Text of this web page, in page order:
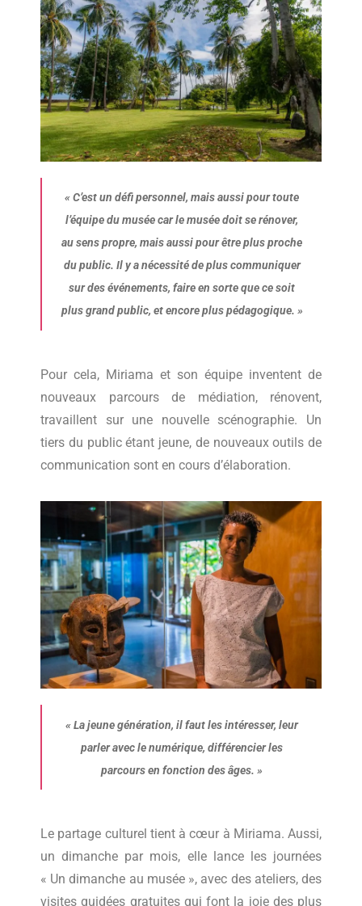
«C’est un défi personnel, mais aussi pour toute
l’équipe du musée car le musée doit se rénover,
au sens propre, mais aussi pour être plus proche
du public. Il y a nécessité de plus communiquer
sur des événements, faire en sorte que ce soit
plus grand public, et encore plus pédagogique. »
Pour cela, Miriama et son équipe inventent de
nouveaux parcours de médiation, rénovent,
travaillent sur une nouvelle scénographie. Un
tiers du public étant jeune, de nouveaux outils de
communication sont en cours d’élaboration.
«La jeune génération, il faut les intéresser, leur
parler avec le numérique, différencier les
parcours en fonction des âges. »
Le partage culturel tient à cœur à Miriama. Aussi,
un dimanche par mois, elle lance les journées
« Un dimanche au musée », avec des ateliers, des
visites guidées gratuites qui font la joie des plus